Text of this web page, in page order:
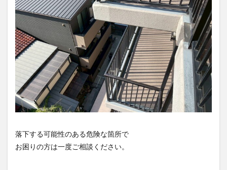
落下する可能性のある危険な箇所で
お困りの方は一度ご相談ください。